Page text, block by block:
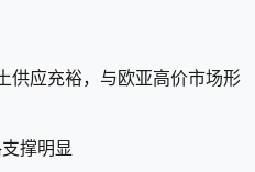
供应充裕，与欧亚高价市场形
撑明显